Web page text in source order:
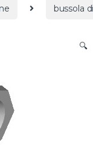
bussola
🔍